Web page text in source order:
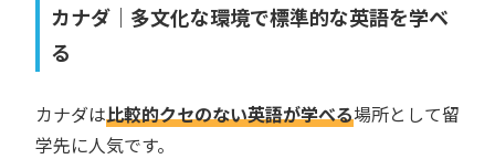
カナダ｜多文化な環境で標準的な英語を学ベ
る
カナダは比較的クセのない英語が学べる場所として留
学先に人気です。